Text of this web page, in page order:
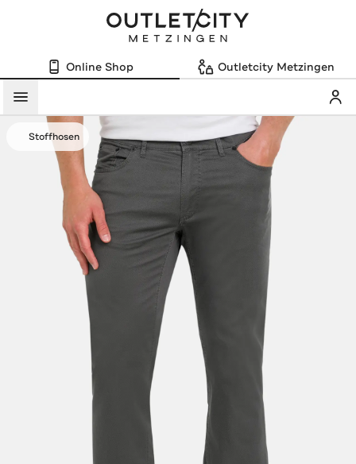
Online Shop Outletcity Metzingen
Menü
Stoffhosen